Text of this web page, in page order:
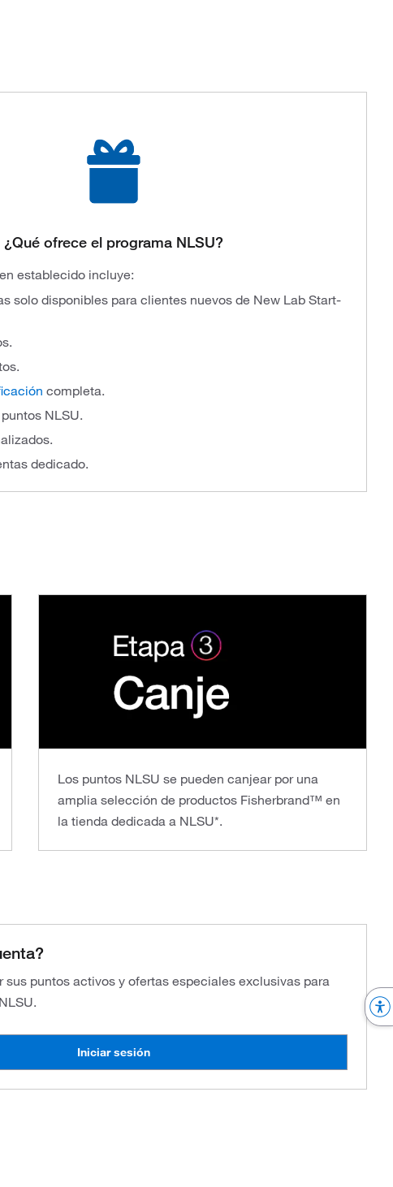
¿Qué ofrece el programa NLSU?
establecido incluye:
solo disponibles para clientes nuevos de New Lab Start-
completa.
NLSU.
dedicado.
Los puntos NLSU se pueden canjear por una
amplia selección de productos Fisherbrand™ en
la tienda dedicada a NLSU*.
sus puntos activos y ofertas especiales exclusivas para
Iniciar sesión